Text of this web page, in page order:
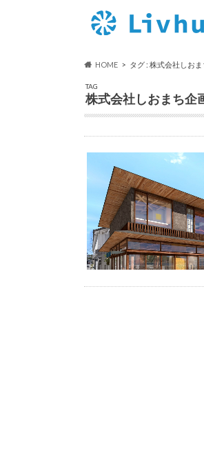
HOME タグ : 株式会社しお
TAG
株式会社しおまち企